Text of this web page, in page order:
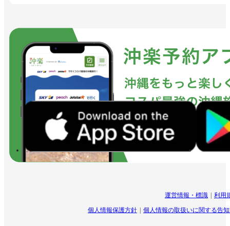
運営情報・標識 利用
個人情報保護方針 個人情報の取扱いに関する告